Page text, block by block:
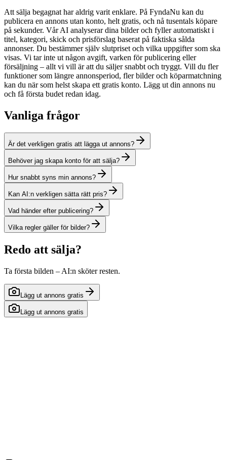
Att sälja begagnat har aldrig varit enklare. På FyndaNu kan du
publicera en annons utan konto, helt gratis, och nå tusentals köpare
på sekunder. Vår AI analyserar dina bilder och fyller automatiskt i
titel, kategori, skick och prisförslag baserat på faktiska sålda
annonser. Du bestämmer själv slutpriset och vilka uppgifter som ska
visas. Vi tar inte ut någon avgift, varken för publicering eller
försäljning – allt vi vill är att du säljer snabbt och tryggt. Vill du fler
funktioner som längre annonsperiod, fler bilder och köparmatchning
kan du när som helst skapa ett gratis konto. Lägg ut din annons nu
och få första budet redan idag.
Vanliga frågor
Är det verkligen gratis att lägga ut annons?
Behöver jag skapa konto för att sälja?
Hur snabbt syns min annons?
Kan AI:n verkligen sätta rätt pris?
Vad händer efter publicering?
Vilka regler gäller för bilder?
Redo att sälja?
Ta första bilden – AI:n sköter resten.
Lägg ut annons gratis
Lägg ut annons gratis